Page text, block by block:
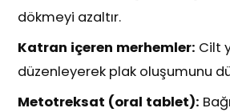
dökmeyi azaltır.
Katran içeren merhemler: Cilt
düzenleyerek plak oluşumunu
Metotreksat (oral tablet):